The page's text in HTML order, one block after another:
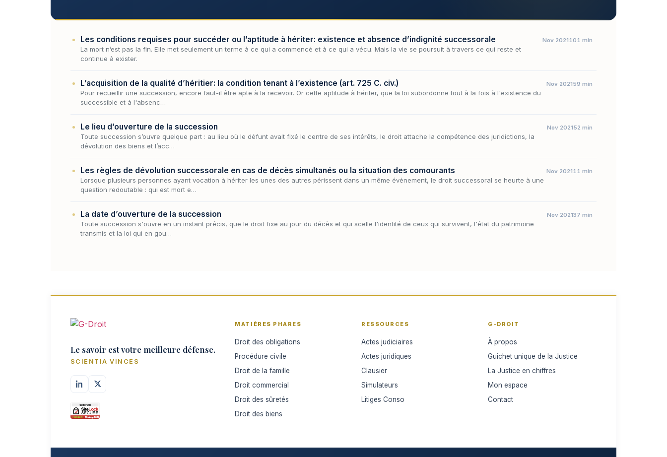
Les conditions requises pour succéder ou l’aptitude à hériter: existence et absence d’indignité successorale
La mort n’est pas la fin. Elle met seulement un terme à ce qui a commencé et à ce qui a vécu. Mais la vie se poursuit à travers ce qui reste et
continue à exister.
Nov 2021101 min
L’acquisition de la qualité d’héritier: la condition tenant à l’existence (art. 725 C. civ.)
Pour recueillir une succession, encore faut-il être apte à la recevoir. Or cette aptitude à hériter, que la loi subordonne tout à la fois à l'existence du
successible et à l'absenc…
Nov 202159 min
Le lieu d’ouverture de la succession
Toute succession s’ouvre quelque part : au lieu où le défunt avait fixé le centre de ses intérêts, le droit attache la compétence des juridictions, la
dévolution des biens et l’acc…
Nov 202152 min
Les règles de dévolution successorale en cas de décès simultanés ou la situation des comourants
Lorsque plusieurs personnes ayant vocation à hériter les unes des autres périssent dans un même événement, le droit successoral se heurte à une
question redoutable : qui est mort e…
Nov 202111 min
La date d’ouverture de la succession
Toute succession s'ouvre en un instant précis, que le droit fixe au jour du décès et qui scelle l'identité de ceux qui survivent, l'état du patrimoine
transmis et la loi qui en gou…
Nov 202137 min
Le savoir est votre meilleure défense.
SCIENTIA VINCES
MATIÈRES PHARES
Droit des obligations
Procédure civile
Droit de la famille
Droit commercial
Droit des sûretés
Droit des biens
RESSOURCES
Actes judiciaires
Actes juridiques
Clausier
Simulateurs
Litiges Conso
G-DROIT
À propos
Guichet unique de la Justice
La Justice en chiffres
Mon espace
Contact